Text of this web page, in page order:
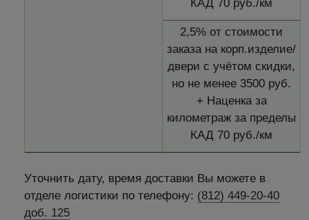
КАД 70 руб./км
2,5% от стоимости
заказа на корп.изделие/
двери с учётом скидки,
но не менее 3500 руб.
+ Наценка за
километраж за пределы
КАД 70 руб./км
Уточнить дату, время доставки Вы можете в
отделе логистики по телефону: (812) 449-20-40
доб. 125